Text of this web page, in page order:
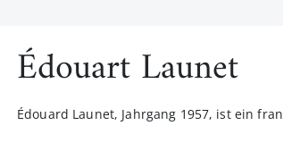
Édouart Launet
Édouard Launet, Jahrgang 1957, ist ein